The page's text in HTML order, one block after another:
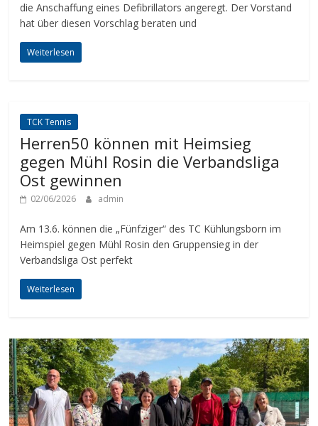
die Anschaffung eines Defibrillators angeregt. Der Vorstand
hat über diesen Vorschlag beraten und
Weiterlesen
TCK Tennis
Herren50 können mit Heimsieg
gegen Mühl Rosin die Verbandsliga
Ost gewinnen
02/06/2026 admin
Am 13.6. können die „Fünfziger“ des TC Kühlungsborn im
Heimspiel gegen Mühl Rosin den Gruppensieg in der
Verbandsliga Ost perfekt
Weiterlesen